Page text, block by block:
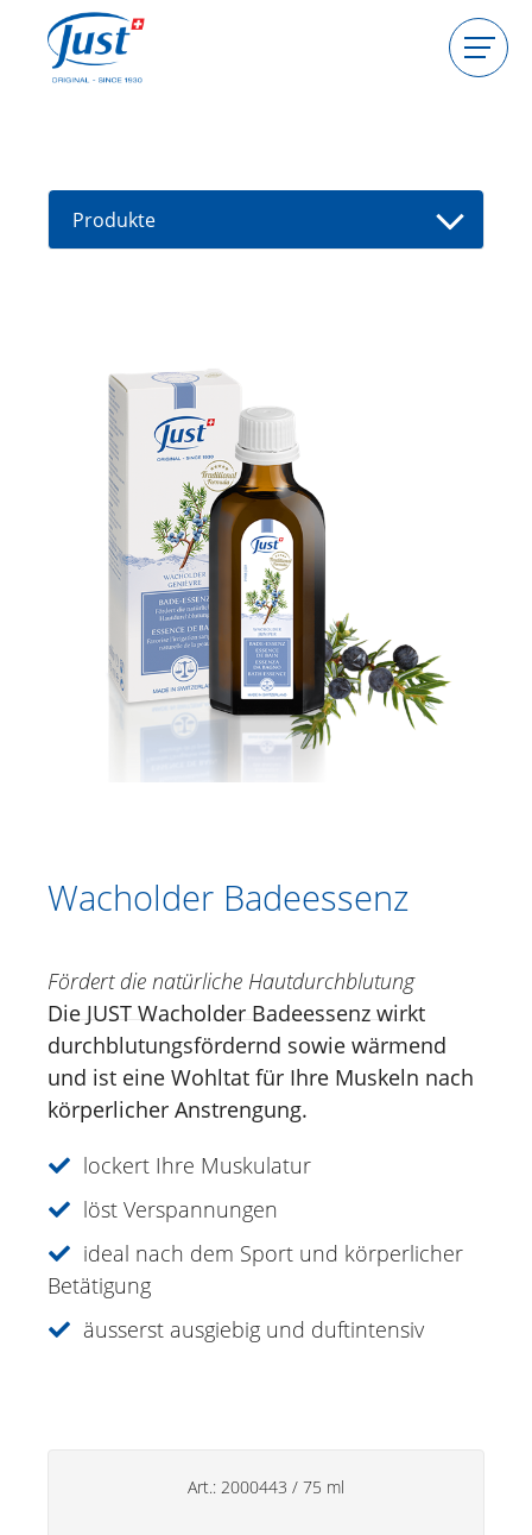
Beraterin werden
Ratgeber
Produkte
High Light
Baden
Massagebürste
Eucasol Badesalz
Heublume | Edelweiss Schaumbad
Thymian Badeessenz
Wacholder Badeessenz
San'Activ Kräuterbadesalz
Haarpflege
Kräutercremen
Gesichtspflege
Just for Men
Aromatherapie
Sonnencreme
Spezialitäten
Lippenpflege
Deos
Wacholder Badeessenz
Fördert die natürliche Hautdurchblutung
Die JUST Wacholder Badeessenz wirkt
durchblutungsfördernd sowie wärmend
und ist eine Wohltat für Ihre Muskeln nach
körperlicher Anstrengung.
lockert Ihre Muskulatur
löst Verspannungen
ideal nach dem Sport und körperlicher
Betätigung
äusserst ausgiebig und duftintensiv
Art.: 2000443 / 75 ml